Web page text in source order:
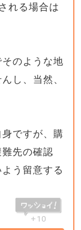
れる場合は
のような地
し、当然、
ですが、購
先の確認
う留意する
+10